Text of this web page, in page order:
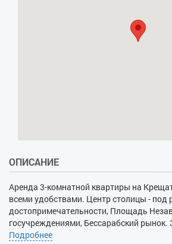
ОПИСАНИЕ
Аренда 3-комнатной квартиры на
всеми удобствами. Центр столицы - под
достопримечательности, Площадь
госучреждениями, Бессарабский рынок.
хорошо развита инфраструктура, но и
Подробнее